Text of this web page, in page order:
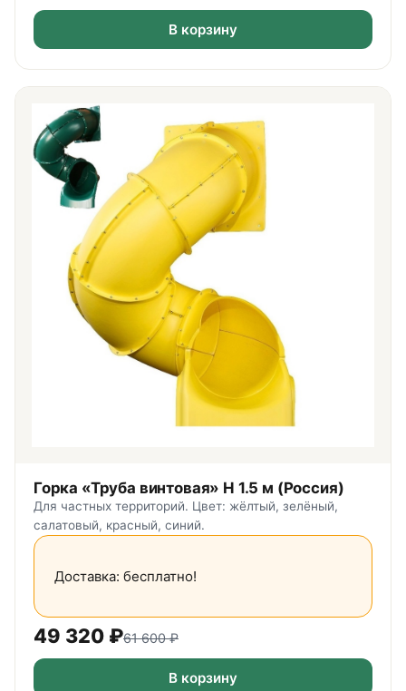
В корзину
Горка «Труба винтовая» H 1.5 м (Россия)
Для частных территорий. Цвет: жёлтый, зелёный,
салатовый, красный, синий.
Доставка: бесплатно!
49 320 ₽61 600₽
В корзину